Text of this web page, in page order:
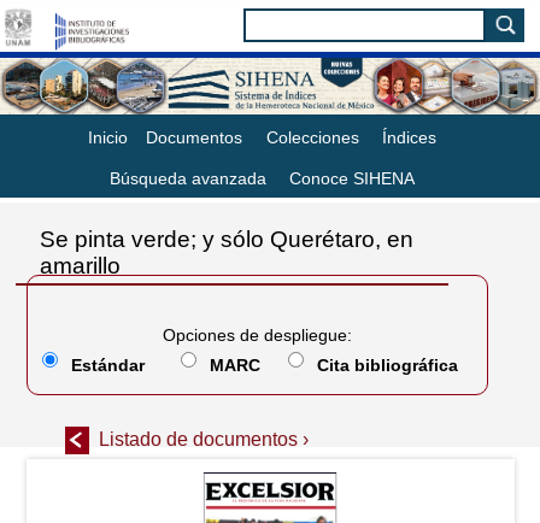
Inicio Documentos Colecciones Índices
Búsqueda avanzada Conoce SIHENA
Se pinta verde; y sólo Querétaro, en
amarillo
Listado de documentos ›
Opciones de despliegue:
Estándar
MARC Cita bibliográfica